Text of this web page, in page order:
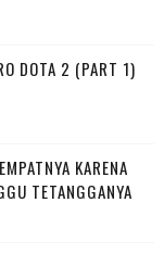
DOTA 2 (PART 1)
KARENA
TETANGGANYA